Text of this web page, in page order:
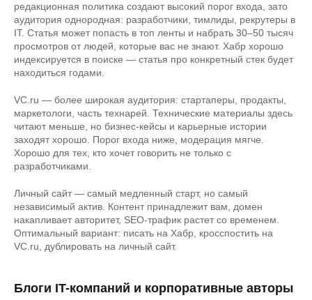
редакционная политика создают высокий порог входа, зато
аудитория однородная: разработчики, тимлиды, рекрутеры в
IT. Статья может попасть в топ ленты и набрать 30–50 тысяч
просмотров от людей, которые вас не знают. Хабр хорошо
индексируется в поиске — статья про конкретный стек будет
находиться годами.
VC.ru — более широкая аудитория: стартаперы, продакты,
маркетологи, часть технарей. Технические материалы здесь
читают меньше, но бизнес-кейсы и карьерные истории
заходят хорошо. Порог входа ниже, модерация мягче.
Хорошо для тех, кто хочет говорить не только с
разработчиками.
Личный сайт — самый медленный старт, но самый
независимый актив. Контент принадлежит вам, домен
накапливает авторитет, SEO-трафик растет со временем.
Оптимальный вариант: писать на Хабр, кросспостить на
VC.ru, дублировать на личный сайт.
Блоги IT-компаний и корпоративные авторы